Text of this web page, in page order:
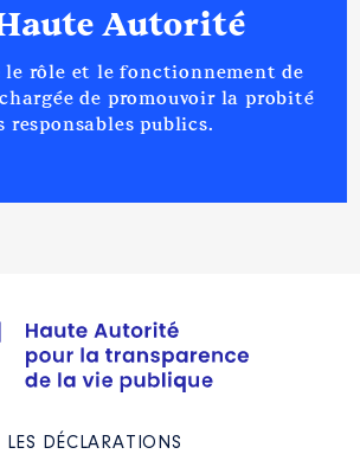
Autorité
le rôle et le fonctionnement de
de promouvoir la probité
responsables publics.
LES DÉCLARATIONS